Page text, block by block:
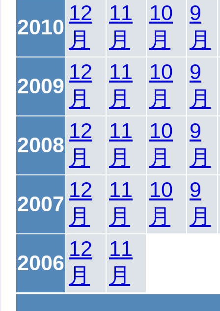
2010
12
月
11
月
10
月
9
月
2009
12
月
11
月
10
月
9
月
2008
12
月
11
月
10
月
9
月
2007
12
月
11
月
10
月
9
月
2006
12
月
11
月